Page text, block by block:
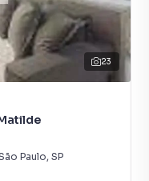
23
Paulo, SP